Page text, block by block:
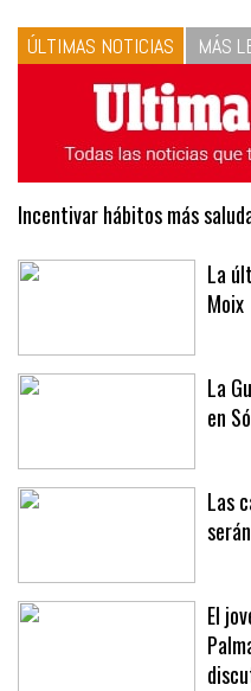
ÚLTIMAS NOTICIAS MÁS
Incentivar hábitos más
La
Moix
La
en
Las
El